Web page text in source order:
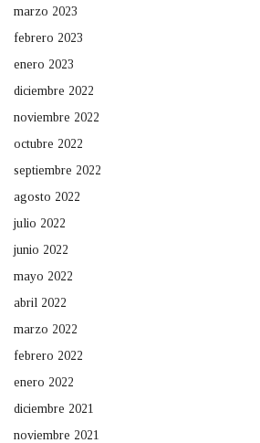
marzo 2023
febrero 2023
enero 2023
diciembre 2022
noviembre 2022
octubre 2022
septiembre 2022
agosto 2022
julio 2022
junio 2022
mayo 2022
abril 2022
marzo 2022
febrero 2022
enero 2022
diciembre 2021
noviembre 2021